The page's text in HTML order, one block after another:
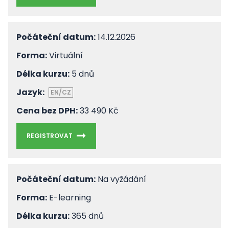
Počáteční datum:14.12.2026
Forma:Virtuální
Délka kurzu: 5 dnů
Jazyk:
EN/CZ
Cena bez DPH:33 490 Kč
REGISTROVAT
Počáteční datum: Na vyžádání
Forma: E-learning
Délka kurzu:365 dnů